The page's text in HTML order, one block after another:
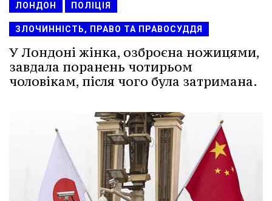
ЛОНДОН ПОЛІЦІЯ
ЗЛОЧИННІСТЬ, ПРАВО ТА ПРАВОСУДДЯ
У Лондоні жінка, озброєна ножицями,
завдала поранень чотирьом
чоловікам, після чого була затримана.